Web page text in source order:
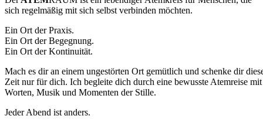
sich regelmäßig mit sich selbst verbinden möchten.
Ein Ort der Praxis.
Ein Ort der Begegnung.
Ein Ort der Kontinuität.
Mach es dir an einem ungestörten Ort gemütlich und schenke dir
Zeit nur für dich. Ich begleite dich durch eine bewusste Atemreise mit
Worten, Musik und Momenten der Stille.
Jeder Abend ist anders.